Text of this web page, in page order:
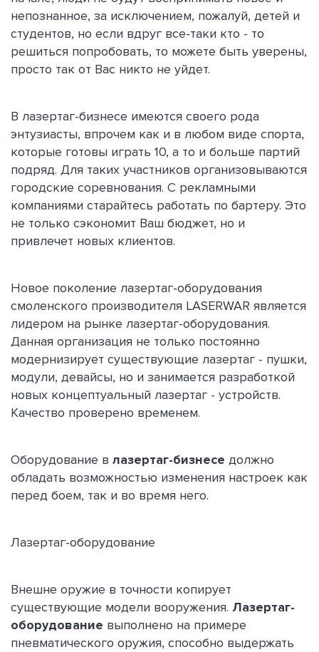
непознанное, за исключением, пожалуй, детей и
студентов, но если вдруг все-таки кто - то
решиться попробовать, то можете быть уверены,
просто так от Вас никто не уйдет.
В лазертаг-бизнесе имеются своего рода
энтузиасты, впрочем как и в любом виде спорта,
которые готовы играть 10, а то и больше партий
подряд. Для таких участников организовываются
городские соревнования. С рекламными
компаниями старайтесь работать по бартеру. Это
не только сэкономит Ваш бюджет, но и
привлечет новых клиентов.
Новое поколение лазертаг-оборудования
смоленского производителя LASERWAR является
лидером на рынке лазертаг-оборудования.
Данная организация не только постоянно
модернизирует существующие лазертаг - пушки,
модули, девайсы, но и занимается разработкой
новых концептуальный лазертаг - устройств.
Качество проверено временем.
Оборудование в лазертаг-бизнесе должно
обладать возможностью изменения настроек как
перед боем, так и во время него.
Лазертаг-оборудование
Внешне оружие в точности копирует
существующие модели вооружения. Лазертаг-
оборудование выполнено на примере
пневматического оружия, способно выдержать